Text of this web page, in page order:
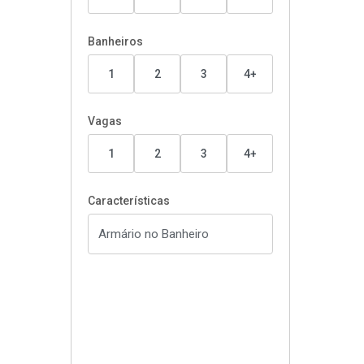
Banheiros
1 2 3 4+
Vagas
1 2 3 4+
Características